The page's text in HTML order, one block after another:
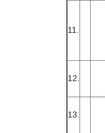
11.
12.
13.